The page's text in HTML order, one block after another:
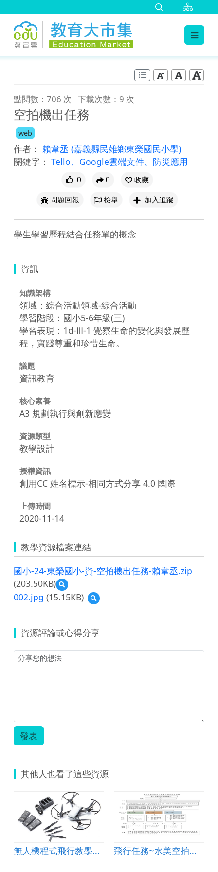
點閱數：706 次 下載次數：9 次
空拍機出任務
web
作者： 賴韋丞 (嘉義縣民雄鄉東榮國民小學)
關鍵字： Tello、Google雲端文件、防災應用
0 0
收藏
問題回報
檢舉 加入追蹤
學生學習歷程結合任務單的概念
資訊
知識架構
領域：綜合活動領域-綜合活動
學習階段：國小5-6年級(三)
學習表現：1d-Ⅲ-1 覺察生命的變化與發展歷
程，實踐尊重和珍惜生命。
議題
資訊教育
核心素養
A3 規劃執行與創新應變
資源類型
教學設計
授權資訊
創用CC 姓名標示-相同方式分享 4.0 國際
上傳時間
2020-11-14
教學資源檔案連結
國小-24-東榮國小-資-空拍機出任務-賴韋丞.zip
(203.50KB)
預
覽
國
榮
國
小-
賴
002.jpg (15.15KB)
預
覽
資源評論或心得分享
發表
其他人也看了這些資源
無人機程式飛行教學教案 飛行任務~水美空拍我最行